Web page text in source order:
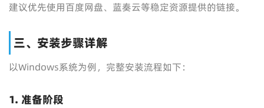
建议优先使用百度网盘、蓝奏云等稳定资源提供的链接。
三、安装步骤详解
以Windows系统为例，完整安装流程如下：
1. 准备阶段